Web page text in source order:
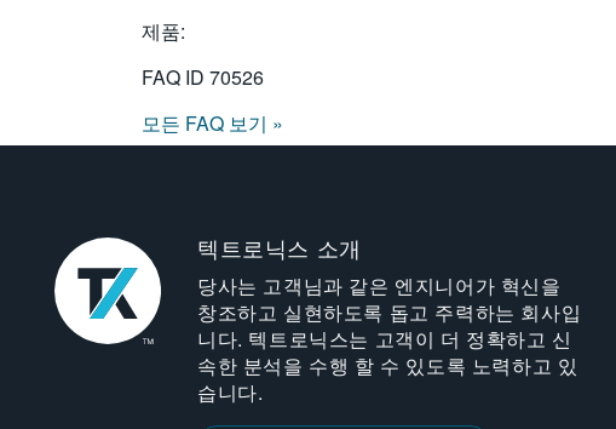
제품:
FAQ ID 70526
모든 FAQ 보기 »
텍트로닉스 소개
당사는 고객님과 같은 엔지니어가 혁신을
창조하고 실현하도록 돕고 주력하는 회사입
니다. 텍트로닉스는 고객이 더 정확하고 신
속한 분석을 수행 할 수 있도록 노력하고 있
습니다.